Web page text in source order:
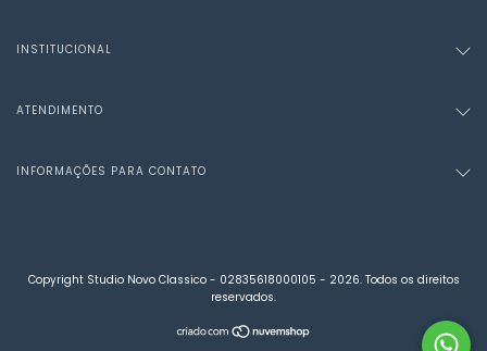
INSTITUCIONAL
ATENDIMENTO
INFORMAÇÕES PARA CONTATO
Copyright Studio Novo Classico - 02835618000105 - 2026. Todos os direitos
reservados.